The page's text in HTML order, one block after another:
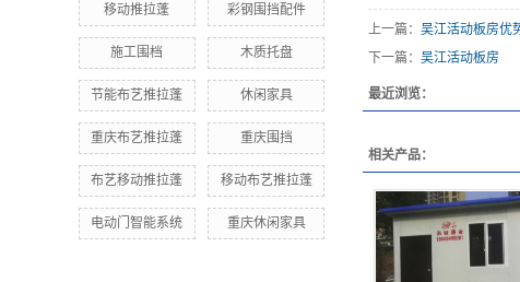
移动推拉蓬 彩钢围挡配件
施工围档 木质托盘
节能布艺推拉蓬 休闲家具
重庆布艺推拉蓬 重庆围挡
布艺移动推拉蓬 移动布艺推拉蓬
电动门智能系统 重庆休闲家具
上一篇： 吴江活动板房优
下一篇： 吴江活动板房
最近浏览：
相关产品：